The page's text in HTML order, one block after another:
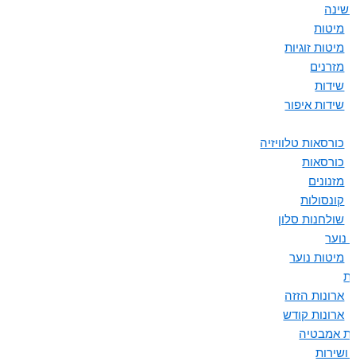
שינה
מיטות
מיטות זוגיות
מזרנים
שידות
שידות איפור
כורסאות טלוויזיה
כורסאות
מזנונים
קונסולות
שולחנות סלון
נוער
מיטות נוער
ארונות הזזה
ארונות קודש
אמבטיה
ושירות